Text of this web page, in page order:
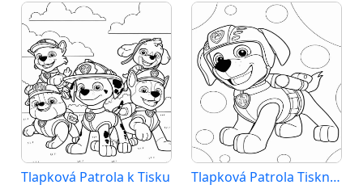
Tlapková Patrola k Tisku Tlapková Patrola Tisknutelné pro Děti